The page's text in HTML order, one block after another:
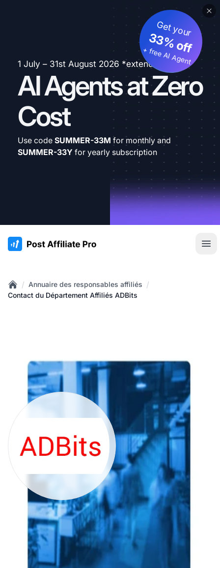
1 July – 31st August 2026 *extended
AI Agents at Zero
Cost
Get your
33% off
+ free AI Agent
Use code SUMMER-33M for monthly and
SUMMER-33Y for yearly subscription
:site.title
Home
/ Annuaire des responsables affiliés /
Contact du Département Affiliés ADBits